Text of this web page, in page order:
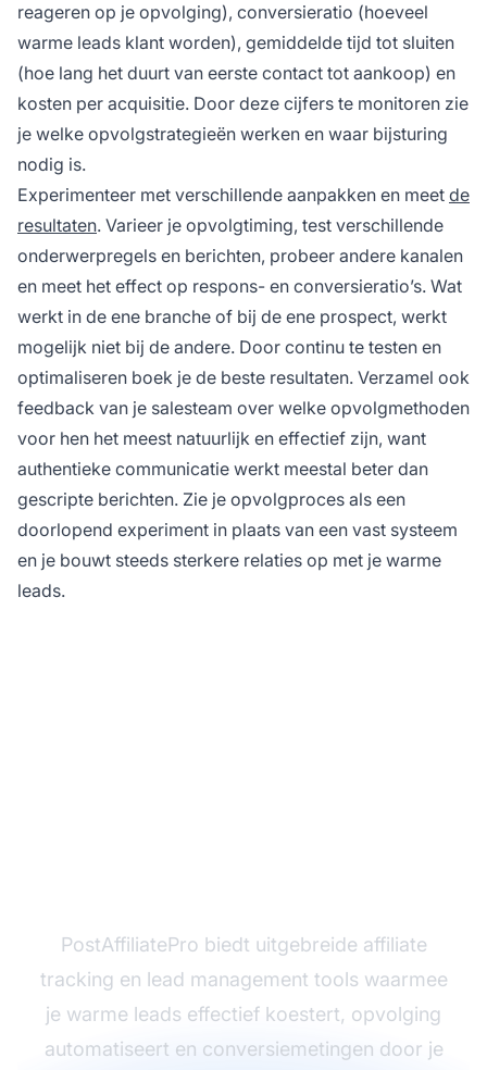
reageren op je opvolging), conversieratio (hoeveel
warme leads klant worden), gemiddelde tijd tot sluiten
(hoe lang het duurt van eerste contact tot aankoop) en
kosten per acquisitie. Door deze cijfers te monitoren zie
je welke opvolgstrategieën werken en waar bijsturing
nodig is.
Experimenteer met verschillende aanpakken en meet de
resultaten. Varieer je opvolgtiming, test verschillende
onderwerpregels en berichten, probeer andere kanalen
en meet het effect op respons- en conversieratio’s. Wat
werkt in de ene branche of bij de ene prospect, werkt
mogelijk niet bij de andere. Door continu te testen en
optimaliseren boek je de beste resultaten. Verzamel ook
feedback van je salesteam over welke opvolgmethoden
voor hen het meest natuurlijk en effectief zijn, want
authentieke communicatie werkt meestal beter dan
gescripte berichten. Zie je opvolgproces als een
doorlopend experiment in plaats van een vast systeem
en je bouwt steeds sterkere relaties op met je warme
leads.
PostAffiliatePro biedt uitgebreide affiliate
tracking en lead management tools waarmee
je warme leads effectief koestert, opvolging
automatiseert en conversiemetingen door je